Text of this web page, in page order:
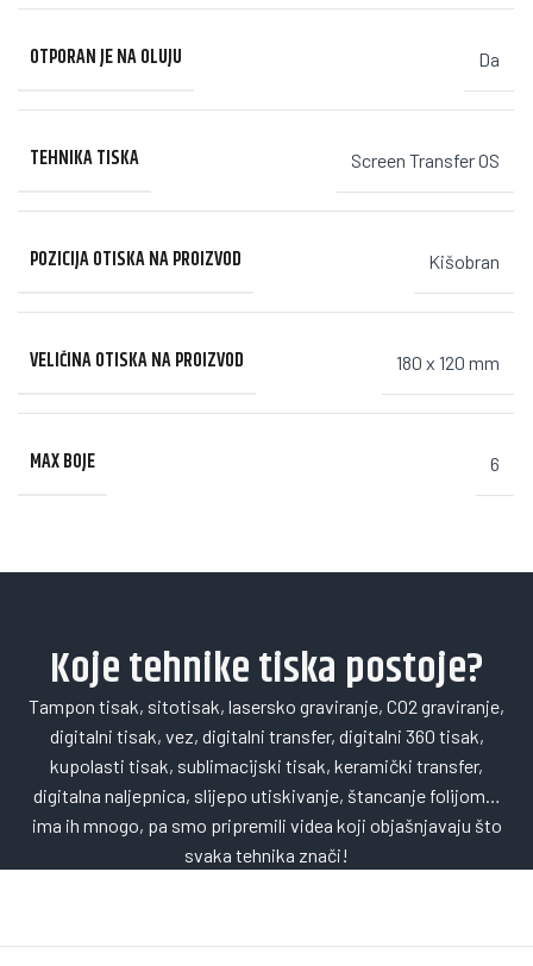
OTPORAN JE NA OLUJU Da
TEHNIKA TISKA Screen Transfer OS
POZICIJA OTISKA NA PROIZVOD Kišobran
VELIČINA OTISKA NA PROIZVOD 180 x 120 mm
MAX BOJE 6
Koje tehnike tiska postoje?
Tampon tisak, sitotisak, lasersko graviranje, CO2 graviranje,
digitalni tisak, vez, digitalni transfer, digitalni 360 tisak,
kupolasti tisak, sublimacijski tisak, keramički transfer,
digitalna naljepnica, slijepo utiskivanje, štancanje folijom…
ima ih mnogo, pa smo pripremili videa koji objašnjavaju što
svaka tehnika znači!